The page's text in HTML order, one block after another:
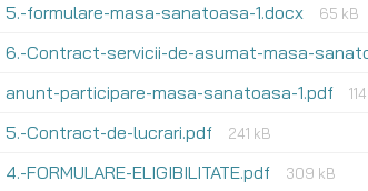
5.-formulare-masa-sanatoasa-1.docx 65 kB
6.-Contract-servicii-de-asumat-masa-
anunt-participare-masa-sanatoasa-1.pdf
5.-Contract-de-lucrari.pdf 241 kB
4.-FORMULARE-ELIGIBILITATE.pdf 309 kB